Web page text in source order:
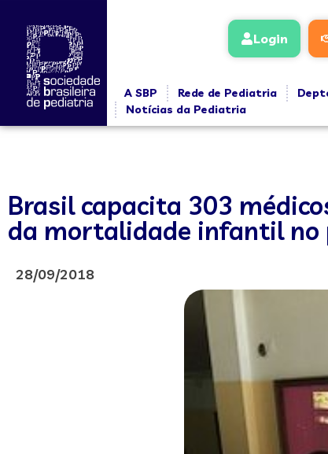
Login
A SBP Rede de Pediatria
Notícias da Pediatria
Brasil capacita 303
da mortalidade infantil no
28/09/2018